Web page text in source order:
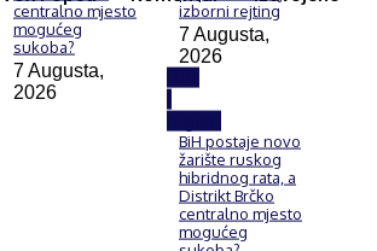
centralno mjesto
mogućeg
sukoba?
7 Augusta,
2026
izborni rejting
7 Augusta,
2026
BiH postaje novo
žarište ruskog
hibridnog rata, a
Distrikt Brčko
centralno mjesto
mogućeg